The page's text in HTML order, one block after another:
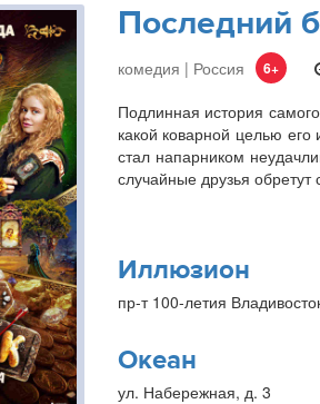
Последний
комедия | Россия 6+
Подлинная история
какой коварной целью
стал напарником
случайные друзья обретут
Иллюзион
пр-т 100-летия
Океан
ул. Набережная, д. 3